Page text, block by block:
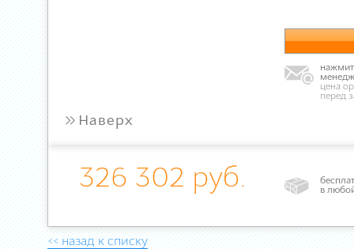
цена
перед
» Наверх
326 302 руб.
в
<< назад к списку